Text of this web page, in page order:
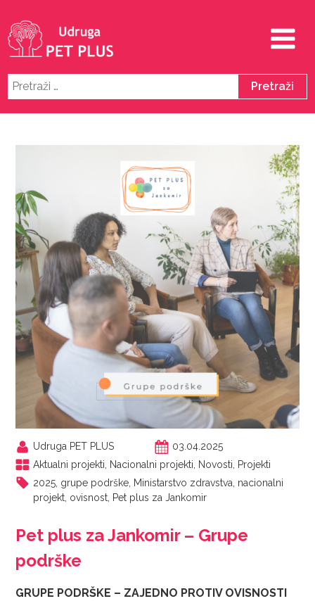
Pretraži:
Udruga PET PLUS
03.04.2025
Aktualni projekti
Nacionalni projekti Novosti
Projekti
2025 grupe podrške Ministarstvo zdravstva nacionalni
projekt ovisnost Pet plus za Jankomir
Pet plus za Jankomir – Grupe
podrške
GRUPE PODRŠKE – ZAJEDNO PROTIV OVISNOSTI